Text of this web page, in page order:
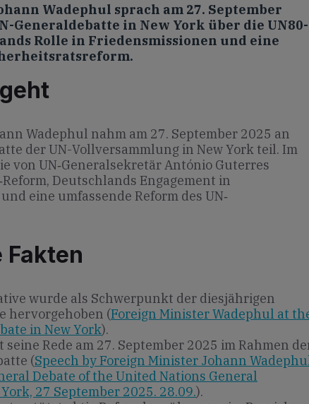
Wadephul sprach am 27. September
Generaldebatte in New York über die UN80-
Rolle in Friedensmissionen und eine
Wadephul nahm am 27. September 2025 an
der UN-Vollversammlung in New York teil. Im
von UN‐Generalsekretär António Guterres
Deutschlands Engagement in
eine umfassende Reform des UN‐
wurde als Schwerpunkt der diesjährigen
hervorgehoben (Foreign Minister Wadephul at
in New York).
Rede am 27. September 2025 im Rahmen
(Speech by Foreign Minister Johann
Debate of the United Nations General
27 September 2025. 28.09.).